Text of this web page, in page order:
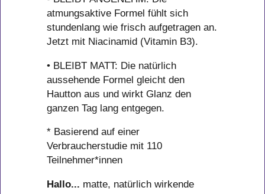
atmungsaktive Formel fühlt sich
stundenlang wie frisch aufgetragen an.
Jetzt mit Niacinamid (Vitamin B3).
• BLEIBT MATT: Die natürlich
aussehende Formel gleicht den
Hautton aus und wirkt Glanz den
ganzen Tag lang entgegen.
* Basierend auf einer
Verbraucherstudie mit 110
Teilnehmer*innen
Hallo... matte, natürlich wirkende